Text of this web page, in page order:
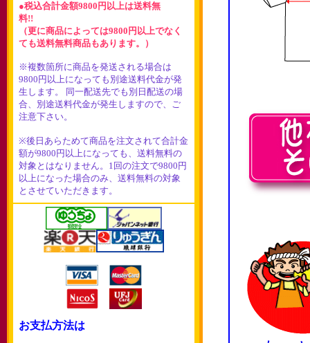
●税込合計金額9800円以上は送料無
料!!
（更に商品によっては9800円以上でなく
ても送料無料商品もあります。）
※複数箇所に商品を発送される場合は
9800円以上になっても別途送料代金が発
生します。 同一配送先でも別日配送の場
合、別途送料代金が発生しますので、ご
注意下さい。
※後日あらためて商品を注文されて合計金
額が9800円以上になっても、送料無料の
対象とはなりません。1回の注文で9800円
以上になった場合のみ、送料無料の対象
とさせていただきます。
お支払方法は